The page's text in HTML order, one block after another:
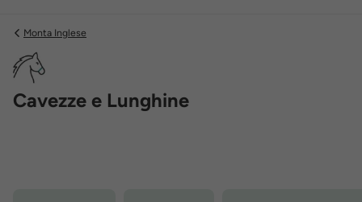
Monta Inglese
Cavezze e Lunghine